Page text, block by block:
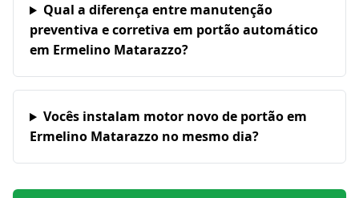
Qual a diferença entre manutenção
preventiva e corretiva em portão automático
em Ermelino Matarazzo?
Vocês instalam motor novo de portão em
Ermelino Matarazzo no mesmo dia?